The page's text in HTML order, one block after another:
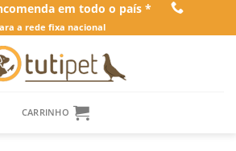
em todo o país *
a rede fixa nacional
CARRINHO